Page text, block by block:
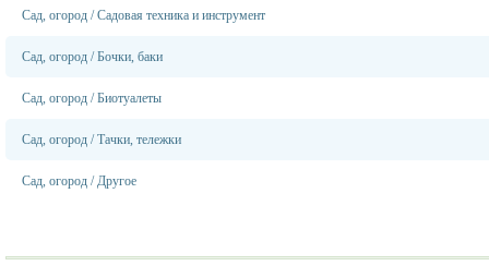
Сад, огород /Садовая техника и инструмент
Сад, огород /Бочки, баки
Сад, огород /Биотуалеты
Сад, огород /Тачки, тележки
Сад, огород /Другое